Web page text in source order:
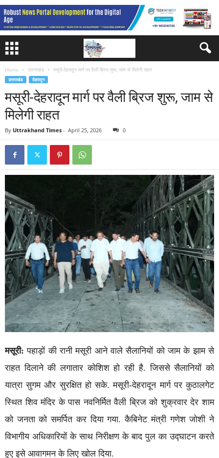
Home उत्तराखंड मसूरी-देहरादून मार्ग पर वैली ब्रिज शुरू, जाम से मिलेगी राहत
उत्तराखंड देहरादून
मसूरी-देहरादून मार्ग पर वैली ब्रिज शुरू, जाम से
मिलेगी राहत
By Uttrakhand Times - April 25, 2026 0
मसूरी:पहाड़ों की रानी मसूरी आने वाले सैलानियों को जाम के झाम से
राहत दिलाने की लगातार कोशिश हो रही है. जिससे सैलानियों को
यात्रा सुगम और सुरक्षित हो सके. मसूरी-देहरादून मार्ग पर कुठालगेट
स्थित शिव मंदिर के पास नवनिर्मित वैली ब्रिज को शुक्रवार देर शाम
को जनता को समर्पित कर दिया गया. कैबिनेट मंत्री गणेश जोशी ने
विभागीय अधिकारियों के साथ निरीक्षण के बाद पुल का उद्घाटन करते
हुए इसे आवागमन के लिए खोल दिया.